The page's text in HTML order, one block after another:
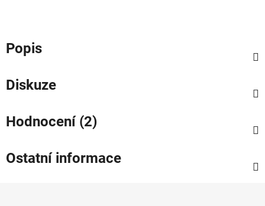
Popis
Diskuze
Hodnocení (2)
Ostatní informace